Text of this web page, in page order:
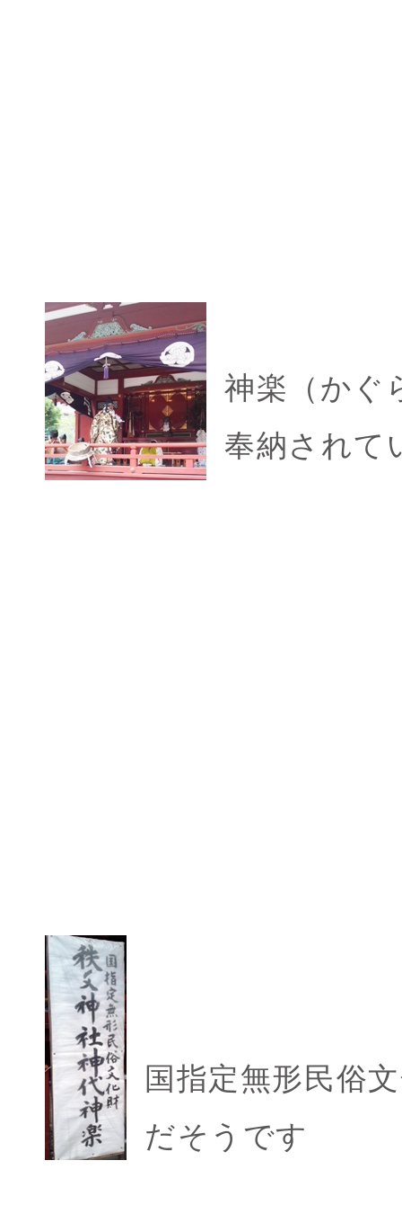
神楽（かぐ
奉納されて
国指定無形民俗
だそうです